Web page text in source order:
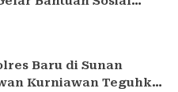
Membutuhkan
Baru di Sunan
Kurniawan Teguhkan